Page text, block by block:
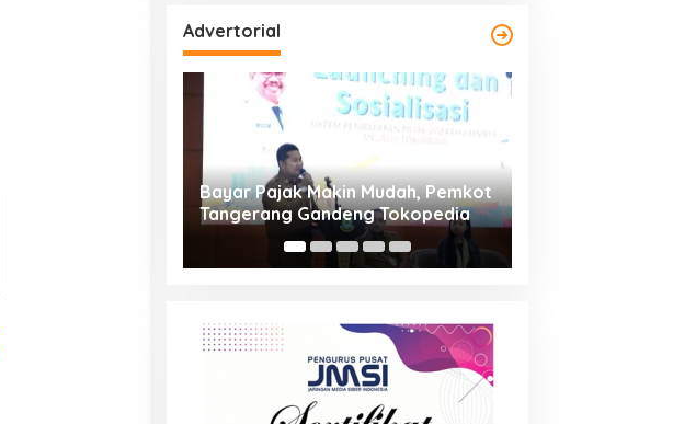
Advertorial
Resmi Bergulir, 651 Kafilah
Ramaikan MTQ XXV Kota
Tangerang di Ciledug